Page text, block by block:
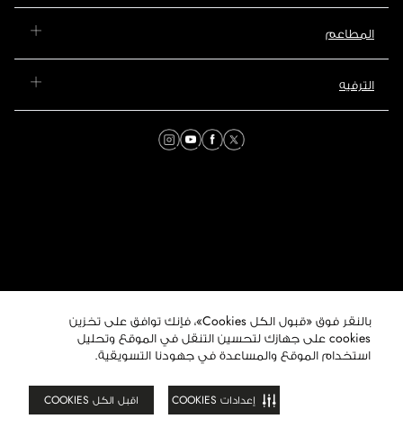
بالنقر فوق «قبول الكل Cookies»، فإنك توافق على تخزين
cookies على جهازك لتحسين التنقل في الموقع وتحليل
استخدام الموقع والمساعدة في جهودنا التسويقية.
اقبل الكل COOKIES إعدادات COOKIES
المطاعم
الترفيه
© 2026 مول عُمان. جميع
الحقوق محفوظة. هذا الموقع
تابع لمجموعة ماجد الفطيم
العقارية.